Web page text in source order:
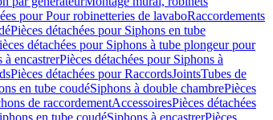
pour Pour robinetteries de lavaboRaccordements
Pièces détachées pour Siphons en tube
détachées pour Siphons à tube plongeur pour
à encastrerPièces détachées pour Siphons à
Pièces détachées pour RaccordsJointsTubes de
en tube coudéSiphons à double chambrePièces
de raccordementAccessoiresPièces détachées
en tube coudéSiphons à encastrerPièces